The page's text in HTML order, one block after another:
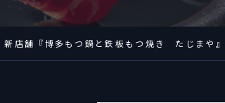
新店舗『博多もつ鍋と鉄板もつ焼き たじまや』